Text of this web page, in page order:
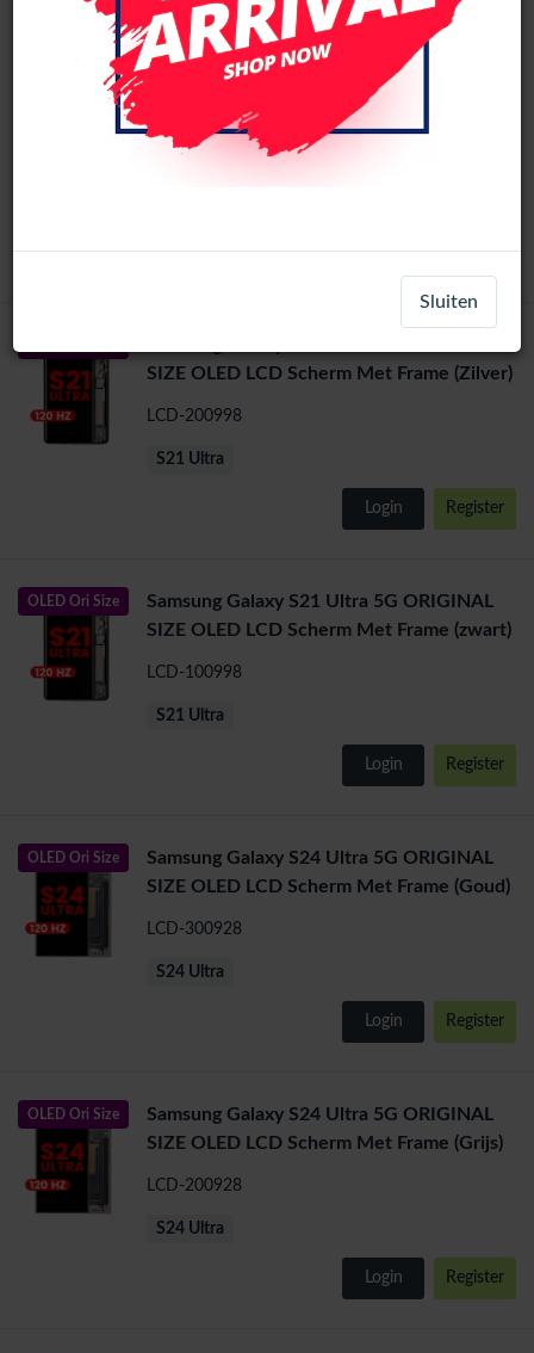
1 2 3 5 6
Samsung Galaxy S23 Plus 5G (SM-S916F)
Pulled B Grad LCD Scherm Met Frame
(Black)
Login Register
SIZE OLED LCD Scherm Met Frame (Zilver)
LCD-200998
S21 Ultra
Login Register
OLED Ori Size
Samsung Galaxy S21 Ultra 5G ORIGINAL
SIZE OLED LCD Scherm Met Frame (zwart)
LCD-100998
S21 Ultra
Login Register
OLED Ori Size
Samsung Galaxy S24 Ultra 5G ORIGINAL
SIZE OLED LCD Scherm Met Frame (Goud)
LCD-300928
S24 Ultra
Login Register
OLED Ori Size
Samsung Galaxy S24 Ultra 5G ORIGINAL
SIZE OLED LCD Scherm Met Frame (Grijs)
LCD-200928
S24 Ultra
Login Register
Sluiten